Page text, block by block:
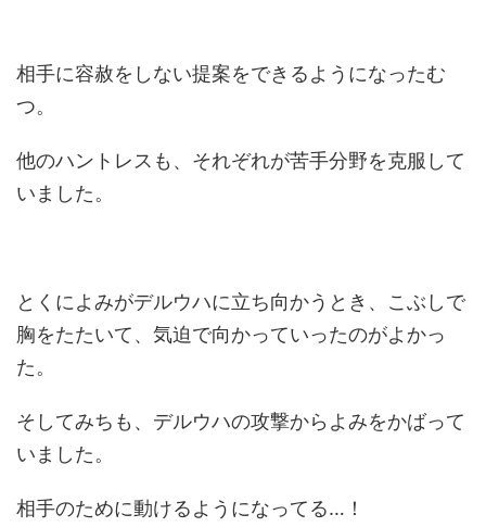
相手に容赦をしない提案をできるようになったむ
つ。
他のハントレスも、それぞれが苦手分野を克服して
いました。
とくによみがデルウハに立ち向かうとき、こぶしで
胸をたたいて、気迫で向かっていったのがよかっ
た。
そしてみちも、デルウハの攻撃からよみをかばって
いました。
相手のために動けるようになってる…！